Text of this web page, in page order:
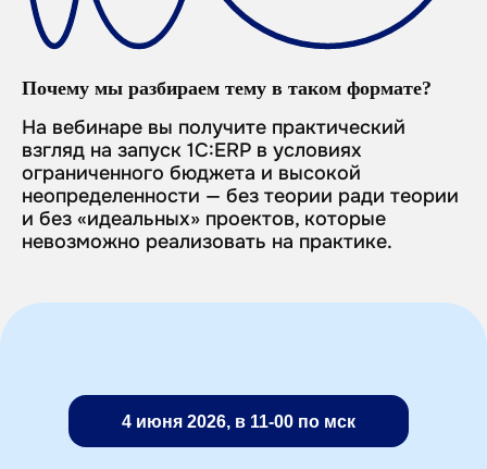
Почему мы разбираем тему в таком формате?
На вебинаре вы получите практический
взгляд на запуск 1С:ERP в условиях
ограниченного бюджета и высокой
неопределенности — без теории ради теории
и без «идеальных» проектов, которые
невозможно реализовать на практике.
4 июня 2026, в 11-00 по мск